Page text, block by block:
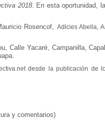
2018. En esta oportunidad,
Rosencof, Ad lcies Abella,
Calle Yacaré, Campanilla,
desde la publicación de
y comentarios)